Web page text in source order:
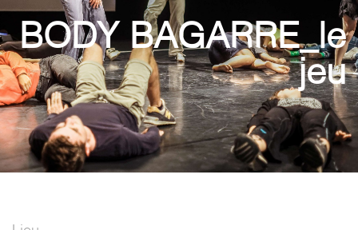
BODY BAGARRE_le
jeu